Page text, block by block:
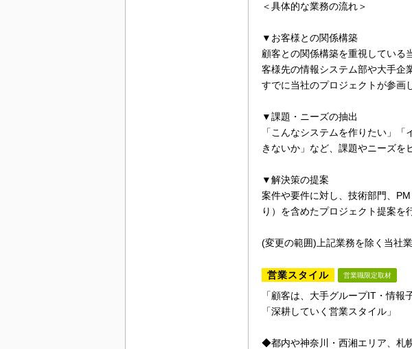
＜具体的な業務の流れ＞
▼お客様との関係構築
顧客との関係構築を重視している
客様先の情報システム部や大手企
すでに当社のプロジェクトが参画
▼課題・ニーズの抽出
「こんなシステムを作りたい」
きないか」など、課題やニーズを
▼解決策の提案
案件や要件に対し、技術部門、
り）を含めたプロジェクト提案を
(変更の範囲)上記業務を除く当社
営業スタイル 営業職限定取材
「顧客は、大手グループIT・情報
「深耕していく営業スタイル」
◆都内や神奈川・西湘エリア、札